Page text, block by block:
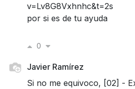
v=Lv8G8Vxhnhc&t=2s
por si es de tu ayuda
0
Javier Ramírez
Si no me equivoco, [02] -